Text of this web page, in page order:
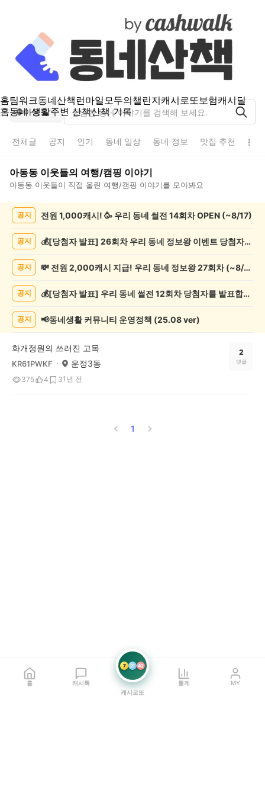
홈팀워크동네산책런마일모두의챌린지캐시로또보험캐시딜
홈동네 생활주변 산책산책 기록
아동동
전체글 공지 인기 동네 일상 동네 정보 맛집 추천 분
아동동 이웃들의 여행/캠핑 이야기
아동동 이웃들이 직접 올린 여행/캠핑 이야기를 모아봐요
록
공지 전원 1,000캐시! 🥳 우리 동네 썰전 14회차 OPEN (~8/17)
공지 💰[당첨자 발표] 26회차 우리 동네 정보왕 이벤트 당첨자를 발표합니다!
공지 💸 전원 2,000캐시 지급! 우리 동네 정보왕 27회차 (~8/10)
공지 💰[당첨자 발표] 우리 동네 썰전 12회차 당첨자를 발표합니다!
공지 📢동네생활 커뮤니티 운영정책 (25.08 ver)
화개정원의 쓰러진 고목
KR61PWKF 운정3동
375 4 31년 전
2
댓글
1
홈 캐시톡
7 21 42
캐시로또
통계 MY